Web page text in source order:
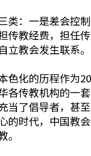
类：一是差会控
传教经费，担任
教会发生联系。
色化的历程作为
各传教机构的一
当了倡导者，甚
的时代，中国教